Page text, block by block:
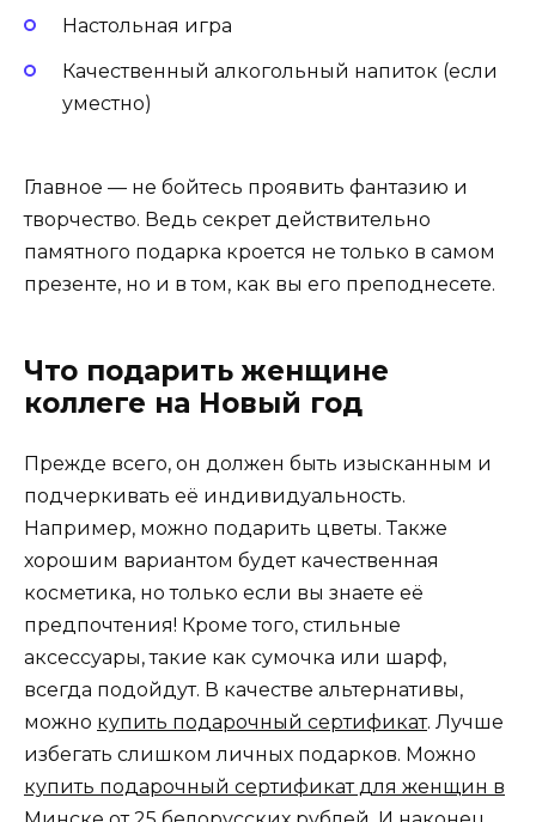
Настольная игра
Качественный алкогольный напиток (если
уместно)
Главное — не бойтесь проявить фантазию и
творчество. Ведь секрет действительно
памятного подарка кроется не только в самом
презенте, но и в том, как вы его преподнесете.
Что подарить женщине
коллеге на Новый год
Прежде всего, он должен быть изысканным и
подчеркивать её индивидуальность.
Например, можно подарить цветы. Также
хорошим вариантом будет качественная
косметика, но только если вы знаете её
предпочтения! Кроме того, стильные
аксессуары, такие как сумочка или шарф,
всегда подойдут. В качестве альтернативы,
можно купить подарочный сертификат. Лучше
избегать слишком личных подарков. Можно
купить подарочный сертификат для женщин в